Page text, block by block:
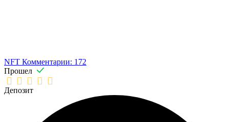
NFT Комментарии: 172
Прошел
Депозит